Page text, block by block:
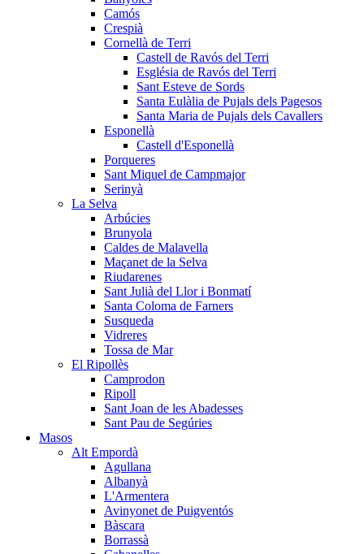
Camós
Crespià
Cornellà de Terri
Castell de Ravós del Terri
Església de Ravós del Terri
Sant Esteve de Sords
Santa Eulàlia de Pujals dels Pagesos
Santa Maria de Pujals dels Cavallers
Esponellà
Castell d'Esponellà
Porqueres
Sant Miquel de Campmajor
Serinyà
La Selva
Arbúcies
Brunyola
Caldes de Malavella
Maçanet de la Selva
Riudarenes
Sant Julià del Llor i Bonmatí
Santa Coloma de Farners
Susqueda
Vidreres
Tossa de Mar
El Ripollès
Camprodon
Ripoll
Sant Joan de les Abadesses
Sant Pau de Segúries
Masos
Alt Empordà
Agullana
Albanyà
L'Armentera
Avinyonet de Puigventós
Bàscara
Borrassà